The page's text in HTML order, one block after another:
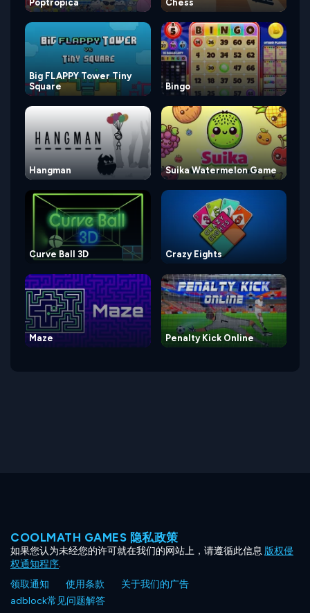
Poptropica Chess
Big FLAPPY Tower Tiny
Square
Bingo
Hangman Suika Watermelon Game
Curve Ball 3D Crazy Eights
Maze Penalty Kick Online
COOLMATH GAMES 隐私政策
如果您认为未经您的许可就在我们的网站上，请遵循此信息版权侵
权通知程序.
领取通知
使用条款
关于我们的广告
adblock常见问题解答